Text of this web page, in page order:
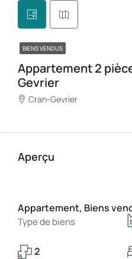
participation de Benoit Sellier
BIENS VENDUS
Appartement 2
Gevrier
Cran-Gevrier
Aperçu
Appartement, Biens
Type de biens
2